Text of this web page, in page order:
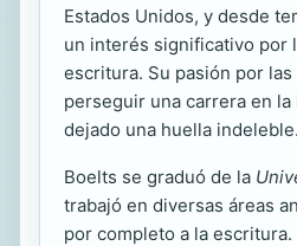
Estados Unidos, y desde
un interés significativo por
escritura. Su pasión por
perseguir una carrera en
dejado una huella indeleble.
Boelts se graduó de la
trabajó en diversas áreas
por completo a la